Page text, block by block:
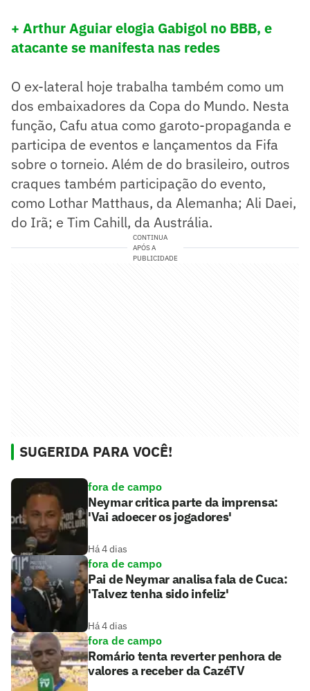
+ Arthur Aguiar elogia Gabigol no BBB, e
atacante se manifesta nas redes
O ex-lateral hoje trabalha também como um
dos embaixadores da Copa do Mundo. Nesta
função, Cafu atua como garoto-propaganda e
participa de eventos e lançamentos da Fifa
sobre o torneio. Além de do brasileiro, outros
craques também participação do evento,
como Lothar Matthaus, da Alemanha; Ali Daei,
do Irã; e Tim Cahill, da Austrália.
CONTINUA
APÓS A
PUBLICIDADE
SUGERIDA PARA VOCÊ!
fora de campo
Neymar critica parte da imprensa:
'Vai adoecer os jogadores'
Há 4 dias
fora de campo
Pai de Neymar analisa fala de Cuca:
'Talvez tenha sido infeliz'
Há 4 dias
fora de campo
Romário tenta reverter penhora de
valores a receber da CazéTV